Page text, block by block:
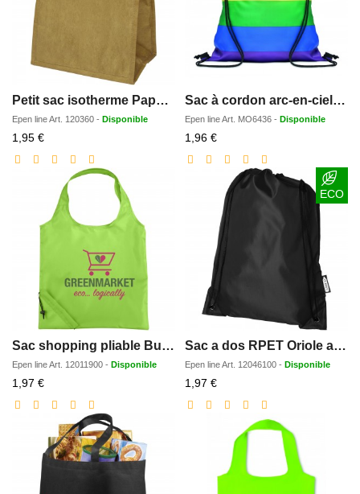
Petit sac isotherme Papyrus 3L
Epen lineArt. 120360 - Disponible
1,95 €Prix
réduit
Sac à cordon arc-en-ciel RPET
Epen lineArt. MO6436 - Disponible
1,96 €Prix
réduit
Sac shopping pliable Bungalow 7L
Epen lineArt. 12011900 - Disponible
1,97 €Prix
réduit
ECO
Sac a dos RPET Oriole avec cordon de serrage 5L
Epen lineArt. 12046100 - Disponible
1,97 €Prix
réduit